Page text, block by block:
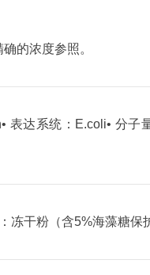
的浓度参照。
• 表达系统：E.coli• 分子
冻干粉（含5%海藻糖保